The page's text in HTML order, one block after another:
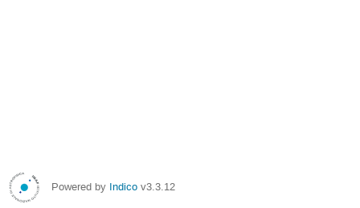
Powered by Indico v3.3.12